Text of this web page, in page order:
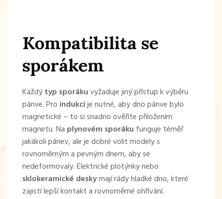
Kompatibilita se
sporákem
Každýtyp sporákuvyžaduje jiný přístup k výběru
pánve. Pro indukcije nutné, aby dno pánve bylo
magnetické – to si snadno ověříte přiložením
magnetu. Na plynovém sporáku funguje téměř
jakákoli pánev, ale je dobré volit modely s
rovnoměrným a pevným dnem, aby se
nedeformovaly. Elektrické plotýnky nebo
sklokeramické deskymají rády hladké dno, které
zajistí lepší kontakt a rovnoměrné ohřívání.